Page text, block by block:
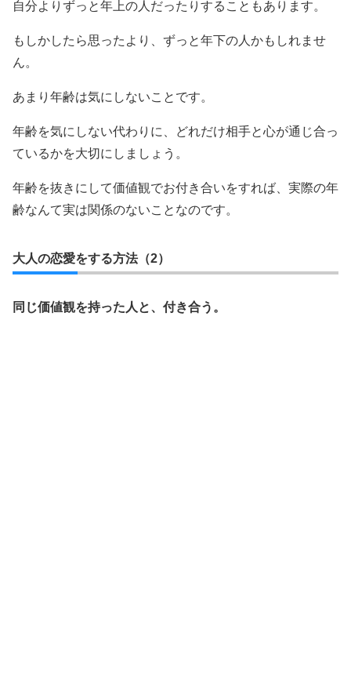
自分よりずっと年上の人だったりすることもあります。
もしかしたら思ったより、ずっと年下の人かもしれませ
ん。
あまり年齢は気にしないことです。
年齢を気にしない代わりに、どれだけ相手と心が通じ合っ
ているかを大切にしましょう。
年齢を抜きにして価値観でお付き合いをすれば、実際の年
齢なんて実は関係のないことなのです。
大人の恋愛をする方法（2）
同じ価値観を持った人と、付き合う。